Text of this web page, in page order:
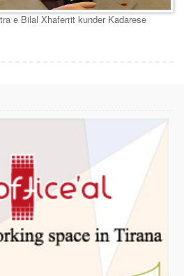
e Bilal Xhaferrit kunder Kadarese